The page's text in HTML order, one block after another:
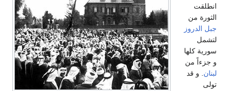
انطلقت
الثورة من
جبل الدروز
لتشمل
سورية كلها
و جزءاً من
لبنان. و قد
تولى